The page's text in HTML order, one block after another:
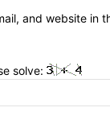
and website in
solve: